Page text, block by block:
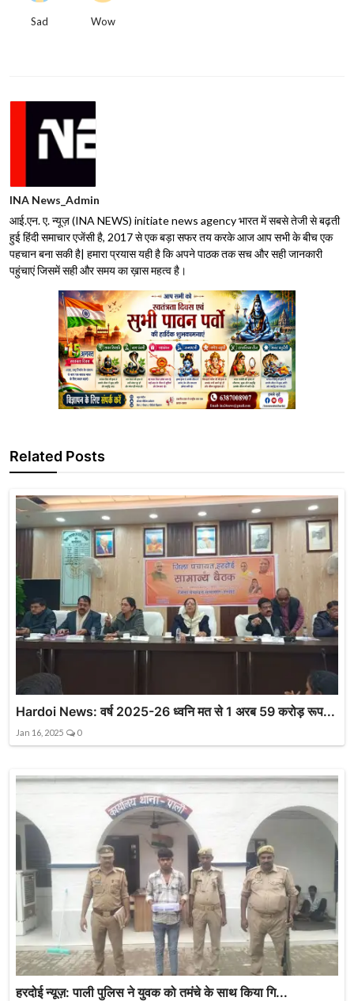
Sad Wow
INA News_Admin
आई.एन. ए. न्यूज़ (INA NEWS) initiate news agency भारत में सबसे तेजी से बढ़ती
हुई हिंदी समाचार एजेंसी है, 2017 से एक बड़ा सफर तय करके आज आप सभी के बीच एक
पहचान बना सकी है| हमारा प्रयास यही है कि अपने पाठक तक सच और सही जानकारी
पहुंचाएं जिसमें सही और समय का ख़ास महत्व है।
Related Posts
Hardoi News: वर्ष 2025-26 ध्वनि मत से 1 अरब 59 करोड़ रूप...
Jan 16, 2025 0
हरदोई न्यूज़: पाली पुलिस ने युवक को तमंचे के साथ किया गि...